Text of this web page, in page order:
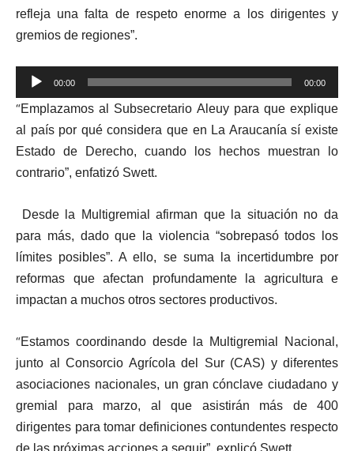
refleja una falta de respeto enorme a los dirigentes y
gremios de regiones”.
Reproductor
de
audio
00:00 00:00
“Emplazamos al Subsecretario Aleuy para que explique
al país por qué considera que en La Araucanía sí existe
Estado de Derecho, cuando los hechos muestran lo
contrario”, enfatizó Swett.
Desde la Multigremial afirman que la situación no da
para más, dado que la violencia “sobrepasó todos los
límites posibles”. A ello, se suma la incertidumbre por
reformas que afectan profundamente la agricultura e
impactan a muchos otros sectores productivos.
“Estamos coordinando desde la Multigremial Nacional,
junto al Consorcio Agrícola del Sur (CAS) y diferentes
asociaciones nacionales, un gran cónclave ciudadano y
gremial para marzo, al que asistirán más de 400
dirigentes para tomar definiciones contundentes respecto
de las próximas acciones a seguir”, explicó Swett.